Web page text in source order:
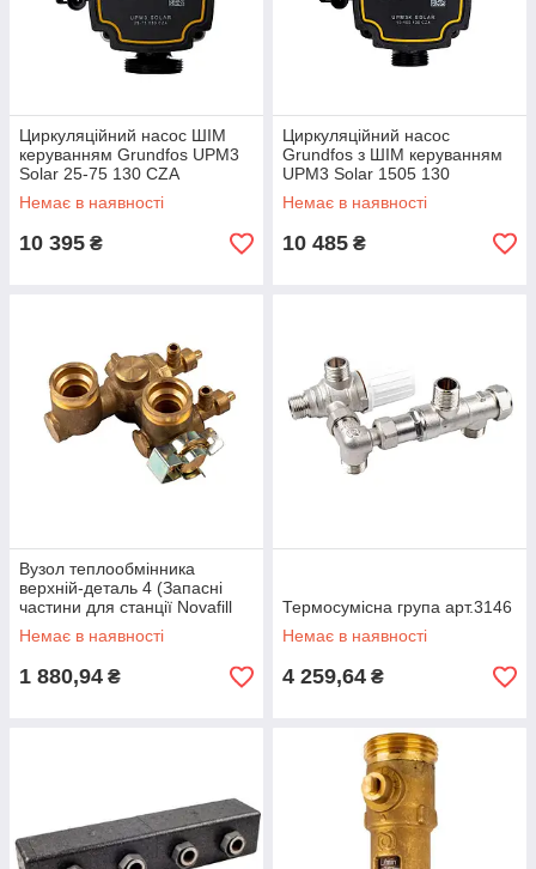
Циркуляційний насос ШІМ
керуванням Grundfos UPM3
Solar 25-75 130 CZA
Немає в наявності
10 395 ₴
Циркуляційний насос
Grundfos з ШІМ керуванням
UPM3 Solar 1505 130
Немає в наявності
10 485 ₴
Вузол теплообмінника
верхній-деталь 4 (Запасні
частини для станції Novafill
art.9000)
Немає в наявності
1 880,94 ₴
Термосумісна група арт.3146
Немає в наявності
4 259,64 ₴